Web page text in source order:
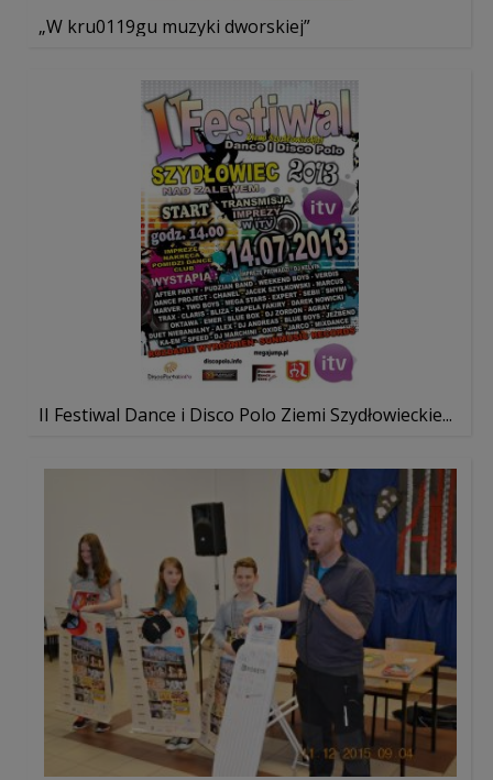
„W kru0119gu muzyki dworskiej”
II Festiwal Dance i Disco Polo Ziemi Szydłowieckie...